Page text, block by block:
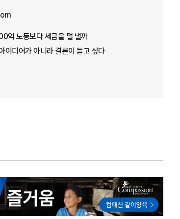
억 노동보다 세금을 덜 낼까
이디어가 아니라 결론이 듣고 싶다